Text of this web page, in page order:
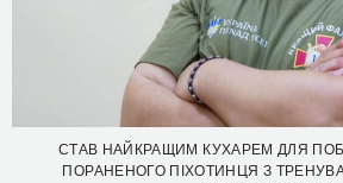
СТАВ НАЙКРАЩИМ КУХАРЕМ ДЛЯ
ПОРАНЕНОГО ПІХОТИНЦЯ З